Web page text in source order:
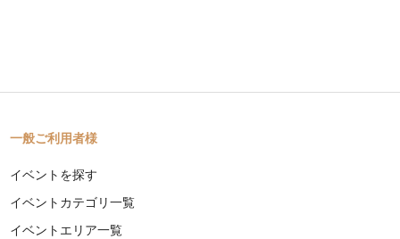
一般ご利用者様
イベントを探す
イベントカテゴリ一覧
イベントエリア一覧